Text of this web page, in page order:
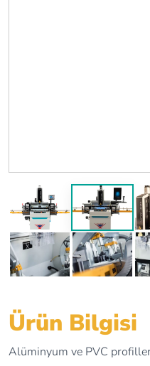
Ürün Bilgisi
Alüminyum ve PVC